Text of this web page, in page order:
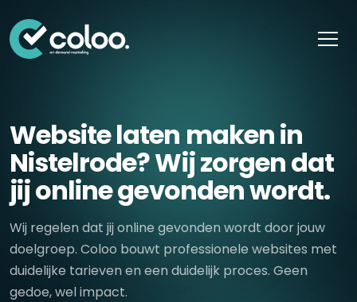
Website laten maken in
Nistelrode? Wij zorgen dat
jij online gevonden wordt.
Wij regelen dat jij online gevonden wordt door jouw
doelgroep. Coloo bouwt professionele websites met
duidelijke tarieven en een duidelijk proces. Geen
gedoe, wel impact.